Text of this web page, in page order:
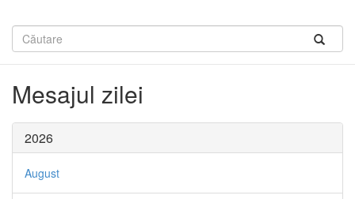
Mesajul zilei
2026
August